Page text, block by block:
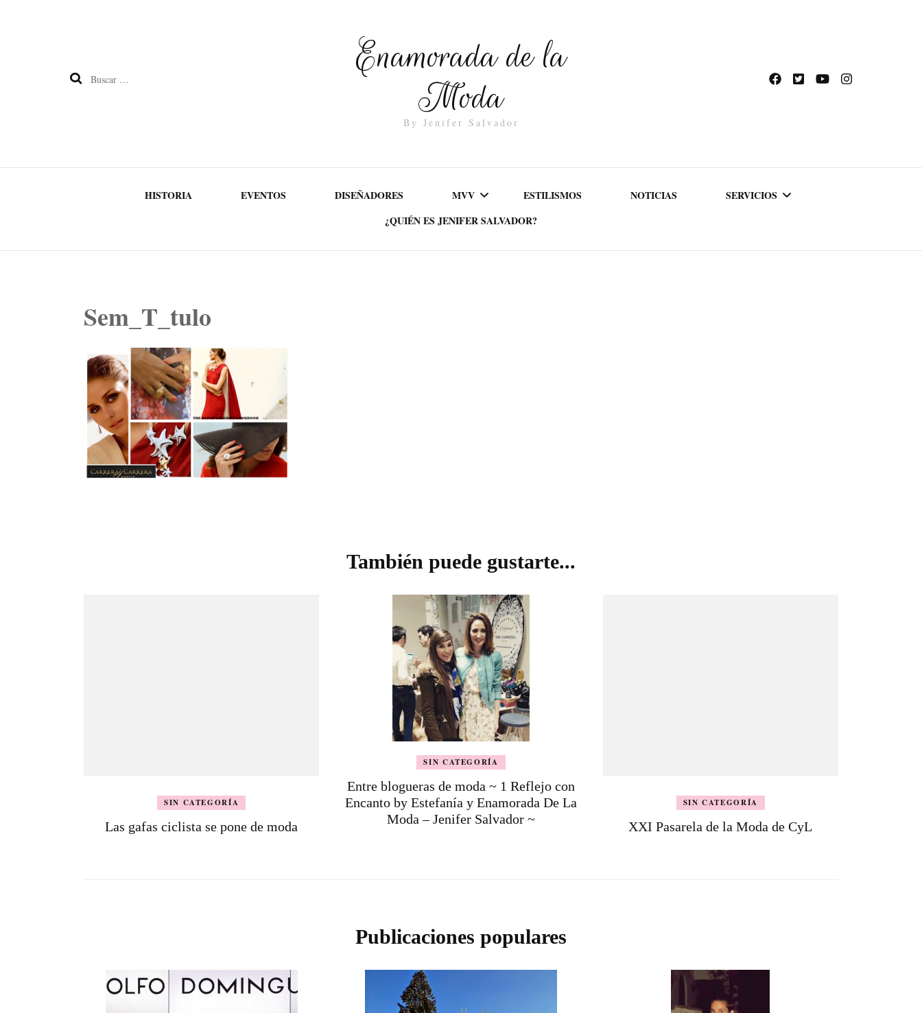
Buscar:
Enamorada de la
Moda
By Jenifer Salvador
HISTORIA EVENTOS DISEÑADORES MVV ESTILISMOS NOTICIAS SERVICIOS
¿QUIÉN ES JENIFER SALVADOR?
Sem_T_tulo
También puede gustarte...
SIN CATEGORÍA
Las gafas ciclista se pone de moda
SIN CATEGORÍA
Entre blogueras de moda ~ 1 Reflejo con
Encanto by Estefanía y Enamorada De La
Moda – Jenifer Salvador ~
SIN CATEGORÍA
XXI Pasarela de la Moda de CyL
Publicaciones populares